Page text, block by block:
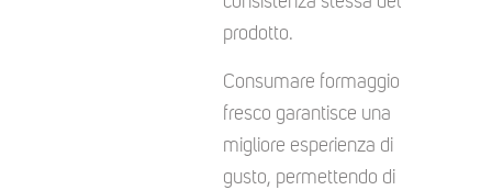
prodotto.
Consumare formaggio
fresco garantisce una
migliore esperienza di
gusto, permettendo di